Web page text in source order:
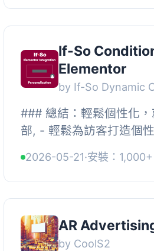
If-So
Elementor
by If-So Dynamic
### 總結：輕鬆個性化
部, - 輕鬆為訪客打造個
頁面。, - 針對每位訪客量
2026-05-21·安裝：1,000+
AR
by CoolS2